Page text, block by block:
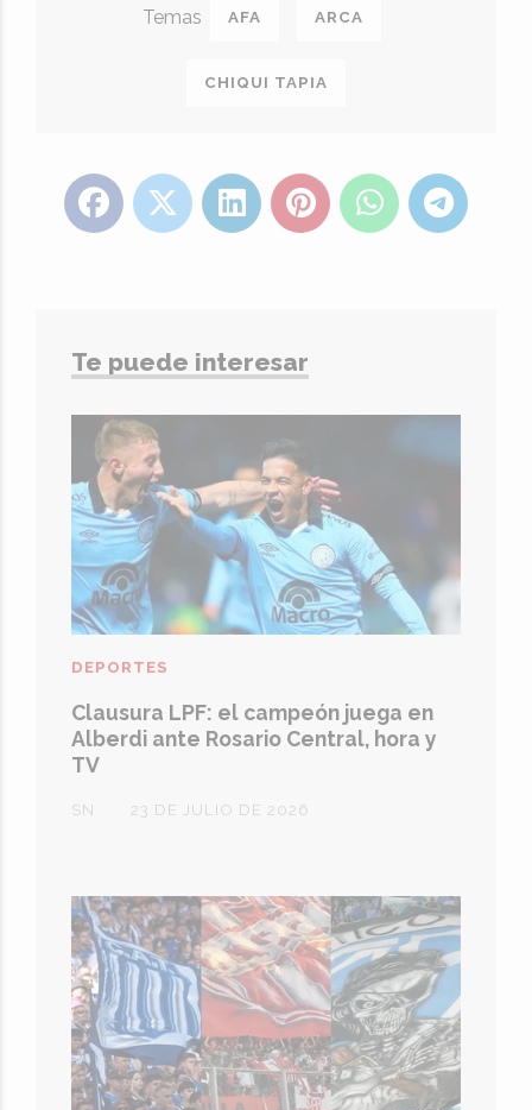
AFA ARCA
CHIQUI TAPIA
Te puede interesar
Clausura LPF: el campeón juega en
Alberdi ante Rosario Central, hora y
TV
SN
DEPORTES
23 DE JULIO DE 2026